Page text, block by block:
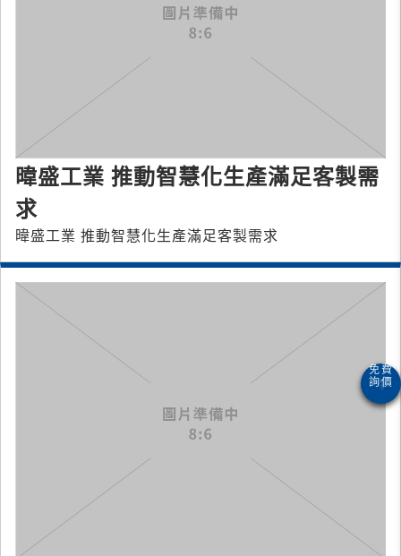
暐盛工業 推動智慧化生產滿足客製需
求
暐盛工業 推動智慧化生產滿足客製需求